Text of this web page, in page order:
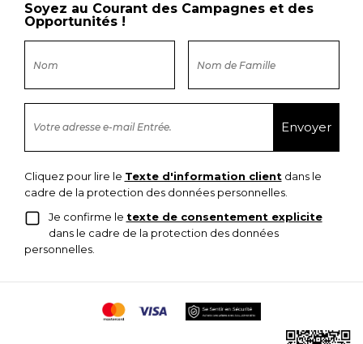
Soyez au Courant des Campagnes et des
Opportunités !
Cliquez pour lire le Texte d'information clientdans le
cadre de la protection des données personnelles.
Je confirme le texte de consentement explicite
dans le cadre de la protection des données
personnelles.